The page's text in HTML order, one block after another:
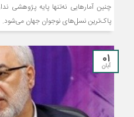
چنین آمارهایی نه‌تنها پایه پژوهشی
پاک‌ترین نسل‌های نوجوان جهان می‌شود.
01
آبان